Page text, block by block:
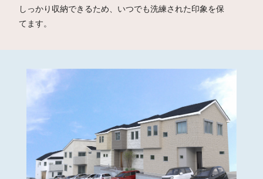
しっかり収納できるため、いつでも洗練された印象を保
てます。